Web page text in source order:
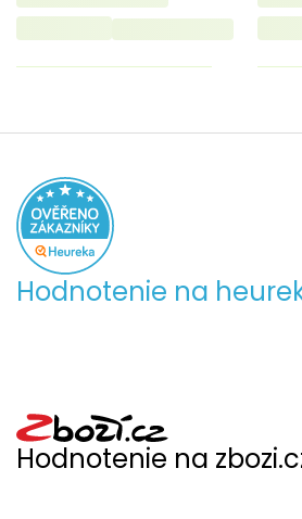
Hodnotenie na
Hodnotenie na